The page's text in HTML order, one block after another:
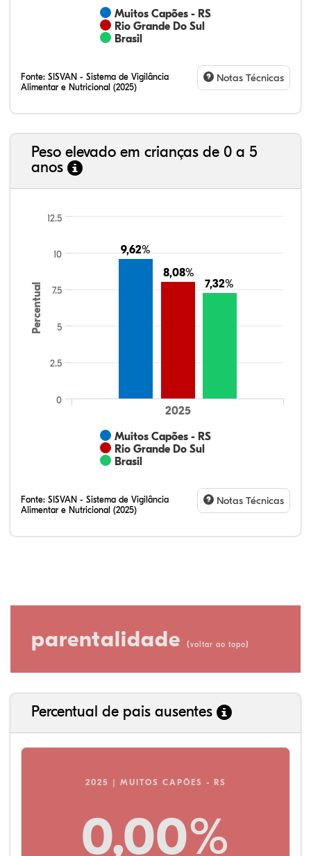
Muitos Capões - RS
Rio Grande Do Sul
Brasil
Fonte: SISVAN - Sistema de Vigilância
Alimentar e Nutricional (2025)
Notas Técnicas
Peso elevado em crianças de 0 a 5
anos
Percentual
9,62%
9,62%
8,08%
8,08%
7,32%
7,32%
Muitos Capões - RS
Rio Grande Do Sul
Brasil
2025
0
2.5
5
7.5
10
12.5
Fonte: SISVAN - Sistema de Vigilância
Alimentar e Nutricional (2025)
Notas Técnicas
parentalidade (voltar ao topo)
Percentual de pais ausentes
2025 | MUITOS CAPÕES - RS
0,00%